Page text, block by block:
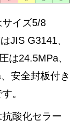
サイズ5/8
JIS G3141、
は24.5MPa、
安全封板付き
。
酸化セラー